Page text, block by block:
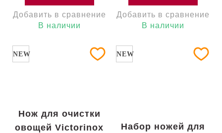
Добавить в сравнение
В наличии
Добавить в сравнение
В наличии
NEW
Нож для очистки
овощей Victorinox
NEW
Набор ножей для